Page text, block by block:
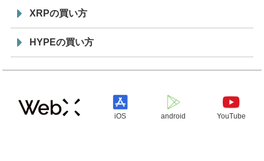
XRPの買い方
HYPEの買い方
iOS android YouTube